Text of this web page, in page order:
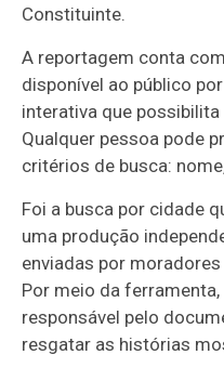
Constituinte.
A reportagem conta
disponível ao público
interativa que
Qualquer pessoa pode
critérios de busca:
Foi a busca por cidade
uma produção
enviadas por
Por meio da ferramenta,
responsável pelo
resgatar as histórias